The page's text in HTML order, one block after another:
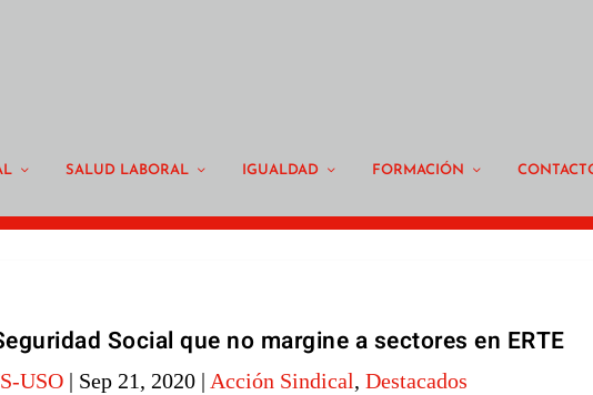
SALUD LABORAL IGUALDAD FORMACIÓN
Social que no margine a sectores en ERTE
USO| Sep 21, 2020| Acción Sindical, Destacados